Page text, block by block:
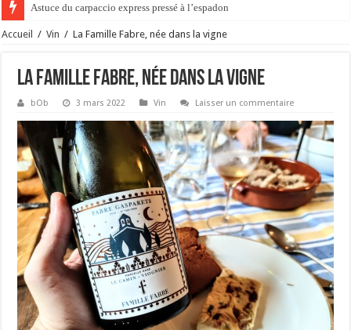
Expérience gastronomique au Cèdre de Montcaud
Accueil / Vin / La Famille Fabre, née dans la vigne
La Famille Fabre, née dans la vigne
bOb 3 mars 2022 Vin Laisser un commentaire